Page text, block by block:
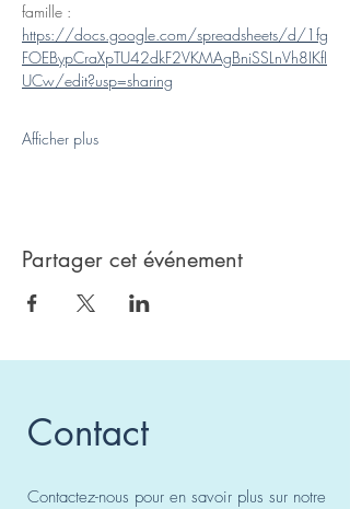
famille :
https://docs.google.com/spreadsheets/d/1fg
FOEBypCraXpTU42dkF2VKMAgBniSSLnVh8IKfI
UCw/edit?usp=sharing
Afficher plus
Partager cet événement
Contact
Contactez-nous pour en savoir plus sur notre